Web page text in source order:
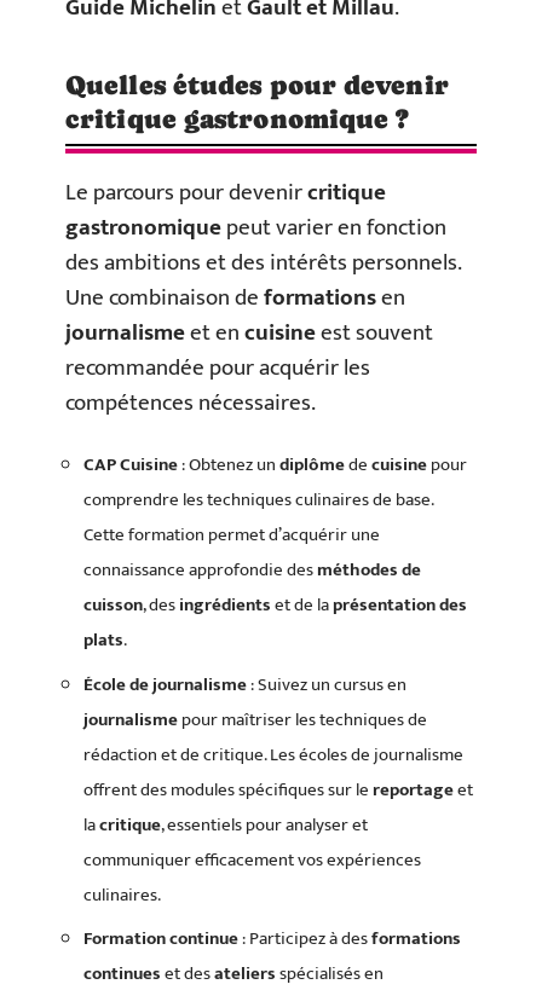
Quelles études pour devenir
critique gastronomique ?
Le parcours pour devenircritique
gastronomiquepeut varier en fonction
des ambitions et des intérêts personnels.
Une combinaison deformationsen
journalismeet encuisineest souvent
recommandée pour acquérir les
compétences nécessaires.
CAP Cuisine: Obtenez undiplômedecuisinepour
comprendre les techniques culinaires de base.
Cette formation permet d’acquérir une
connaissance approfondie desméthodes de
cuisson, desingrédientset de laprésentation des
plats.
École de journalisme: Suivez un cursus en
journalismepour maîtriser les techniques de
rédaction et de critique. Les écoles de journalisme
offrent des modules spécifiques sur le reportageet
lacritique, essentiels pour analyser et
communiquer efficacement vos expériences
culinaires.
Formation continue: Participez à desformations
continueset desateliersspécialisés en